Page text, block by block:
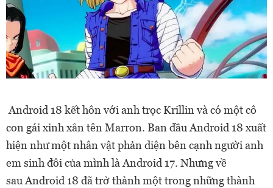
Android 18 kết hôn với anh trọc Krillin và có một cô
con gái xinh xắn tên Marron. Ban đầu Android 18 xuất
hiện như một nhân vật phản diện bên cạnh người anh
em sinh đôi của mình là Android 17. Nhưng về
sau Android 18 đã trở thành một trong những thành